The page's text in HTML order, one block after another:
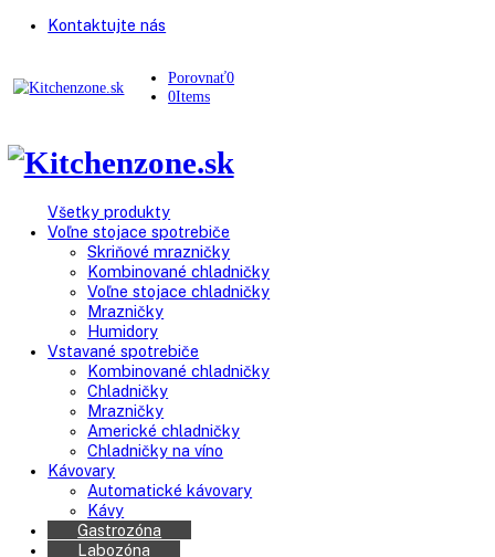
Kontaktujte nás
Porovnať
0Items
Všetky produkty
Voľne stojace spotrebiče
Skriňové mrazničky
Kombinované chladničky
Voľne stojace chladničky
Mrazničky
Humidory
Vstavané spotrebiče
Kombinované chladničky
Chladničky
Mrazničky
Americké chladničky
Chladničky na víno
Kávovary
Automatické kávovary